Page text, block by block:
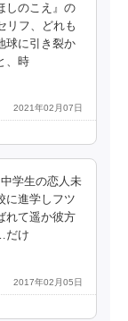
しのこえ』の
リフ、どれも
球に引き裂か
、時
2021年02月07日
学生の恋人未
に進学しフツ
れて遥か彼方
だけ
2017年02月05日